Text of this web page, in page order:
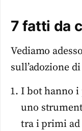
7 fatti da
Vediamo
sull’adozione
I bot hanno i
uno
tra i primi